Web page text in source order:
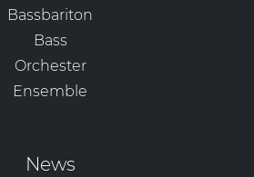
Bassbariton
Bass
Orchester
Ensemble
News